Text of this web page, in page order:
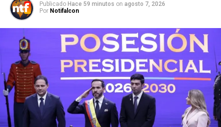
Publicado Hace 59 minutos on agosto 7, 2026
Por Notifalcon